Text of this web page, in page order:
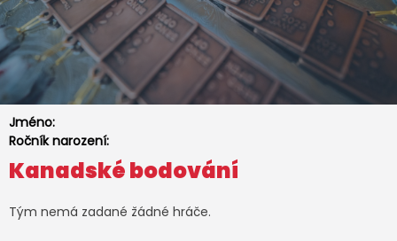
Jméno:
Ročník narození:
Kanadské bodování
Tým nemá zadané žádné hráče.